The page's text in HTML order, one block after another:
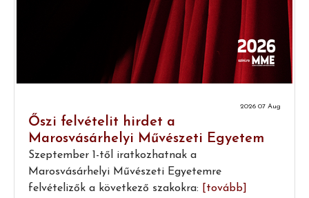
2026 07 Aug
Őszi felvételit hirdet a
Marosvásárhelyi Művészeti Egyetem
Szeptember 1-től iratkozhatnak a
Marosvásárhelyi Művészeti Egyetemre
felvételizők a következő szakokra:
[tovább]